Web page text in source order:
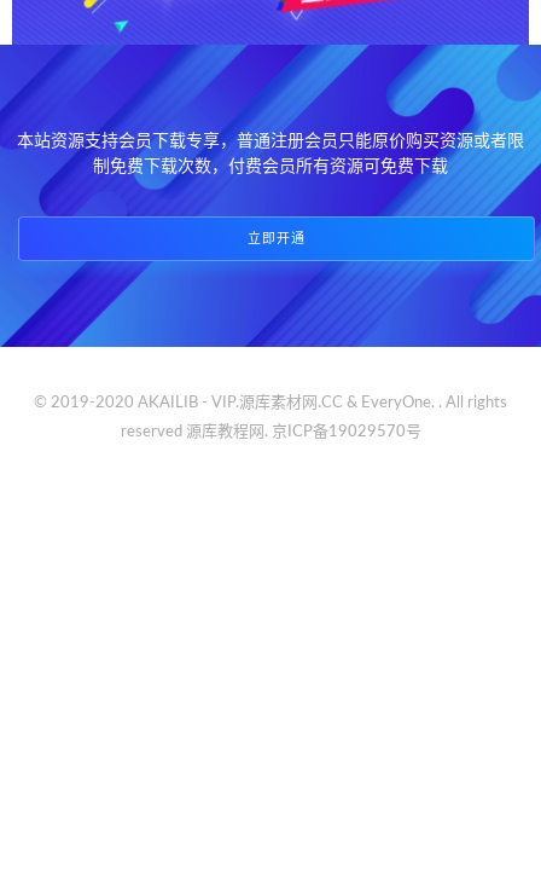
本站资源支持会员下载专享，普通注册会员只能原价购买资源或者限
制免费下载次数，付费会员所有资源可免费下载
立即开通
© 2019-2020 AKAILIB - VIP.源库素材网.CC & EveryOne. . All rights
reserved 源库教程网. 京ICP备19029570号